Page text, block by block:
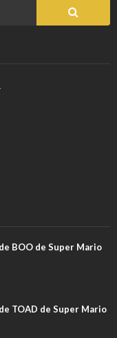
BOO de Super Mario
TOAD de Super Mario